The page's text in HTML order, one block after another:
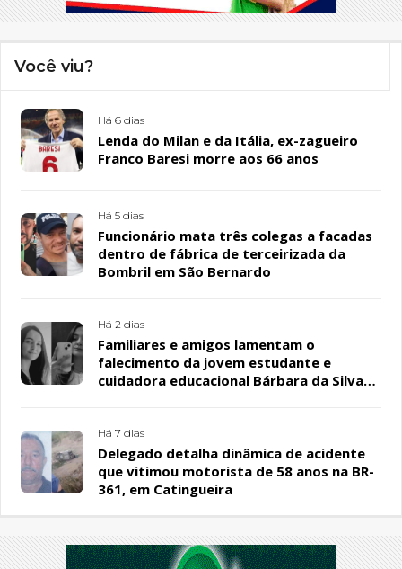
Você viu?
Há 6 dias
Lenda do Milan e da Itália, ex-zagueiro
Franco Baresi morre aos 66 anos
Há 5 dias
Funcionário mata três colegas a facadas
dentro de fábrica de terceirizada da
Bombril em São Bernardo
Há 2 dias
Familiares e amigos lamentam o
falecimento da jovem estudante e
cuidadora educacional Bárbara da Silva
Há 7 dias
Delegado detalha dinâmica de acidente
que vitimou motorista de 58 anos na BR-
361, em Catingueira